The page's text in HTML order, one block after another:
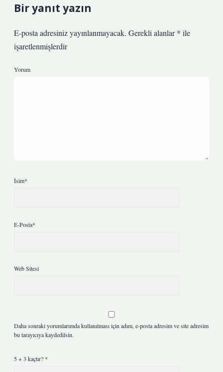
Bir yanıt yazın
E-posta adresiniz yayınlanmayacak. Gerekli alanlar* ile
işaretlenmişlerdir
Yorum
İsim*
E-Posta*
Web Sitesi
Daha sonraki yorumlarımda kullanılması için adım, e-posta adresim ve site adresim
bu tarayıcıya kaydedilsin.
5 + 3 kaçtır? *